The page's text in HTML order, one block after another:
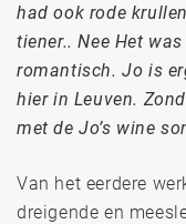
had ook rode
tiener.. Nee Het
romantisch. Jo is
hier in Leuven.
met de Jo’s wine
Van het eerdere
dreigende en